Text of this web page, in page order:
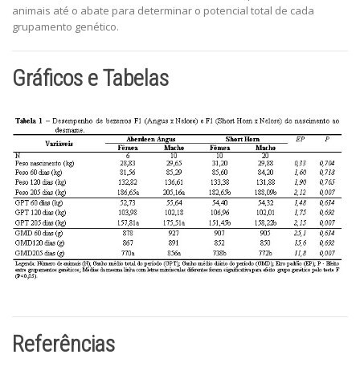
animais até o abate para determinar o potencial total de cada
grupamento genético.
Gráficos e Tabelas
Referências